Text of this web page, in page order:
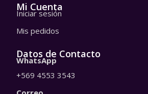
Mi Cuenta
Iniciar sesión
Mis pedidos
Datos de Contacto
WhatsApp
+569 4553 3543